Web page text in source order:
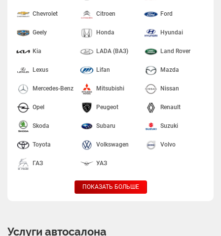
Chevrolet Citroen Ford
Geely Honda Hyundai
Kia LADA (ВАЗ) Land Rover
Lexus Lifan Mazda
Mercedes-Benz Mitsubishi Nissan
Opel Peugeot Renault
Skoda Subaru Suzuki
Toyota Volkswagen Volvo
ГАЗ УАЗ
ПОКАЗАТЬ БОЛЬШЕ
Услуги автосалона